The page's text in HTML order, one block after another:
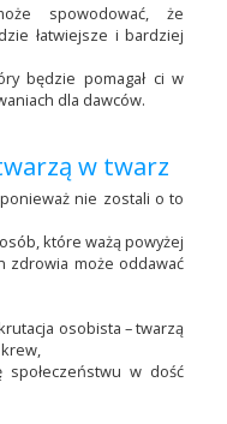
spowodować, że
łatwiejsze i bardziej
będzie pomagał ci w
dla dawców.
w twarz
nie zostali o to
które ważą powyżej
zdrowia może oddawać
osobista – twarzą
społeczeństwu w dość